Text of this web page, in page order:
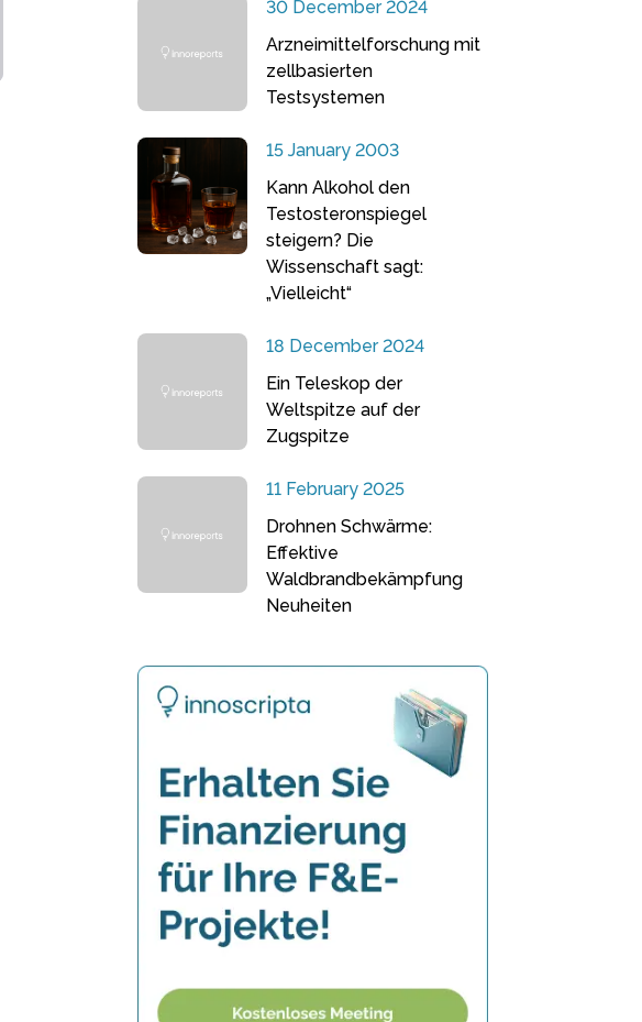
30 December 2024
Arzneimittelforschung mit
zellbasierten
Testsystemen
15 January 2003
Kann Alkohol den
Testosteronspiegel
steigern? Die
Wissenschaft sagt:
„Vielleicht“
18 December 2024
Ein Teleskop der
Weltspitze auf der
Zugspitze
11 February 2025
Drohnen Schwärme:
Effektive
Waldbrandbekämpfung
Neuheiten